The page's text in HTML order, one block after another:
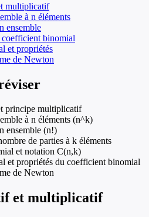
multiplicatif
à n éléments
ensemble
binomial
et propriétés
de Newton
principe multiplicatif
à n éléments (n^k)
ensemble (n!)
de parties à k éléments
et notation C(n,k)
et propriétés du coefficient binomial
de Newton
et multiplicatif